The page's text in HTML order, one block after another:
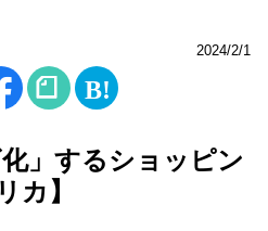
2024/2/1
」するショッピン
カ】